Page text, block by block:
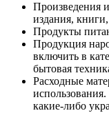
Произведения
издания,
Продукты
Продукция
включить в
бытовая
Расходные
какие-либо